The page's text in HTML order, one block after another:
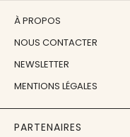
À PROPOS
NOUS CONTACTER
NEWSLETTER
MENTIONS LÉGALES
PARTENAIRES